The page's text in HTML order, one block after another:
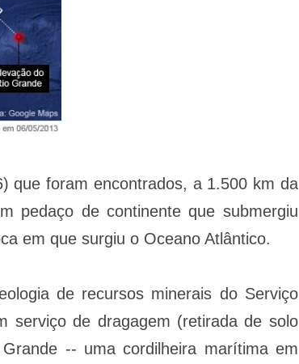
que foram encontrados, a 1.500 km da
pedaço de continente que submergiu
em que surgiu o Oceano Atlântico.
de recursos minerais do Serviço
serviço de dragagem (retirada de solo
-- uma cordilheira marítima em